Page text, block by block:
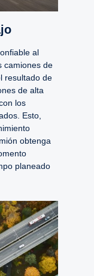
al
camiones de
resultado de
de alta
los
Esto,
obtenga
planeado